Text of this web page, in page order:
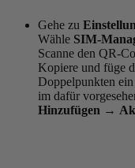
Gehe zu
Wähle SIM-
Scanne den QR-
Kopiere und füge
Doppelpunkten
im dafür
Hinzufügen →